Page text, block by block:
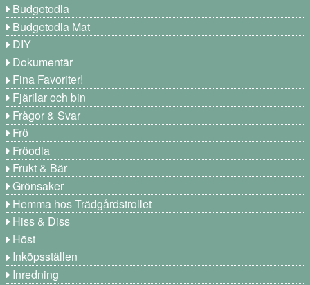
Budgetodla
Budgetodla Mat
DIY
Dokumentär
Fina Favoriter!
Fjärilar och bin
Frågor & Svar
Frö
Fröodla
Frukt & Bär
Grönsaker
Hemma hos Trädgårdstrollet
Hiss & Diss
Höst
Inköpsställen
Inredning